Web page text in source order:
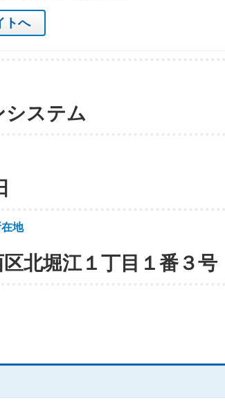
トへ
システム
地
北堀江１丁目１番３号